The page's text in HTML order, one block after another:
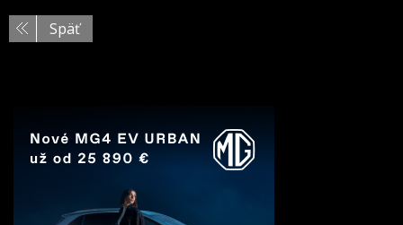
Späť